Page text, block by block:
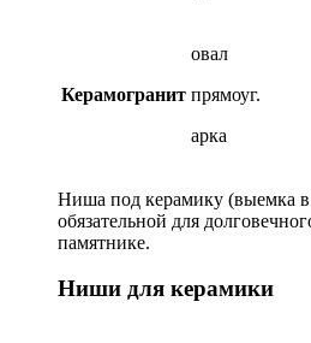
Керамогранит
овал
прямоуг.
арка
Ниша под керамику (выемка в
обязательной для
памятнике.
Ниши для керамики